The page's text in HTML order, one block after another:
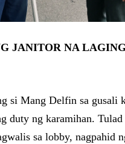
JANITOR NA
si Mang Delfin sa gusali
duty ng karamihan.
sa lobby, nagpahid